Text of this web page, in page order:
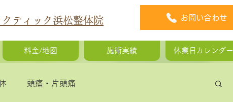
ティック浜松整体院 お問い合わせ
料金/地図 施術実績 休業日カレンダー
頭痛・片頭痛